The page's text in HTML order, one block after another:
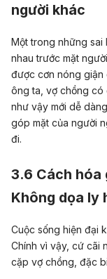
người khác
Một trong những sai
nhau trước mặt
được cơn nóng giận
ông ta, vợ chồng có
như vậy mới dễ
góp mặt của người
đi.
3.6 Cách hóa
Không dọa ly
Cuộc sống hiện đại
Chính vì vậy, cứ cãi
cặp vợ chồng, đặc